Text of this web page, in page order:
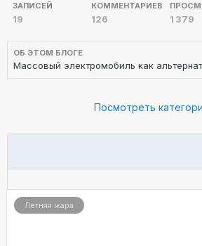
ЗАПИСЕЙ
19
КОММЕНТАРИЕВ
126 1 379
ОБ ЭТОМ БЛОГЕ
Массовый электромобиль как
Посмотреть
Летняя жара